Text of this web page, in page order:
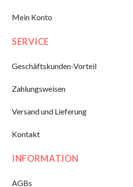
Mein Konto
SERVICE
Geschäftskunden-Vorteil
Zahlungsweisen
Versand und Lieferung
Kontakt
INFORMATION
AGBs